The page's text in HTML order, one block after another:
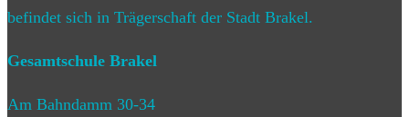
befindet sich in Trägerschaft der Stadt Brakel.
Gesamtschule Brakel
Am Bahndamm 30-34